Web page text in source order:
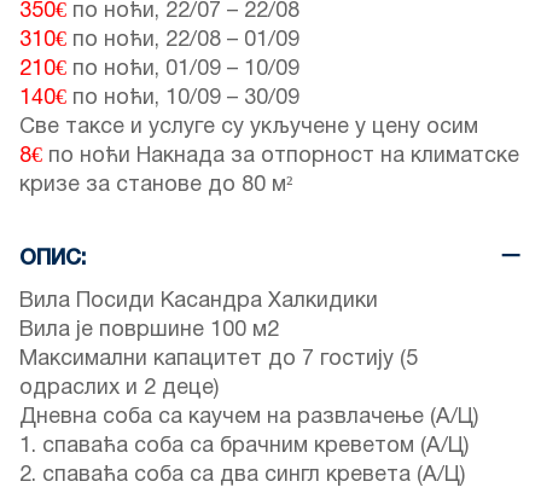
350€ по ноћи, 22/07 – 22/08
310€ по ноћи, 22/08 – 01/09
210€ по ноћи, 01/09 – 10/09
140€ по ноћи, 10/09 – 30/09
Све таксе и услуге су укључене у цену осим
8€ по ноћи Накнада за отпорност на климатске
кризе за станове до 80 м²
ОПИС:
Вила Посиди Касандра Халкидики
Вила је површине 100 м2
Максимални капацитет до 7 гостију (5
одраслих и 2 деце)
Дневна соба са каучем на развлачење (А/Ц)
1. спаваћа соба са брачним креветом (А/Ц)
2. спаваћа соба са два сингл кревета (А/Ц)